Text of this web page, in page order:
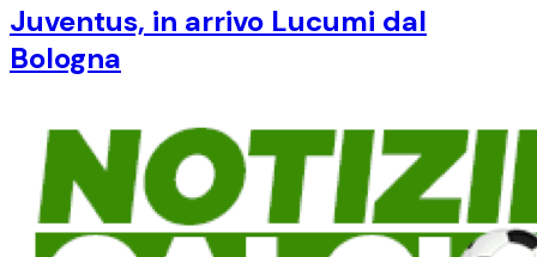
Juventus, in arrivo Lucumi dal
Bologna